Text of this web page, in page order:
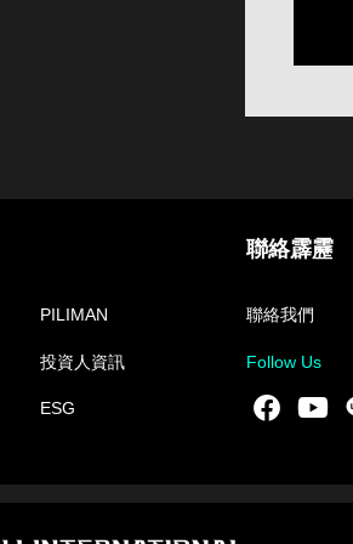
PILIMAN
投資人資訊
ESG
聯絡霹靂
聯絡我們
Follow Us